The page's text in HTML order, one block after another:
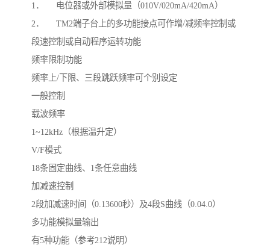
1． 电位器或外部模拟量（010V/020mA/420mA）
2． TM2端子台上的多功能接点可作增/减频率控制或
段速控制或自动程序运转功能
频率限制功能
频率上/下限、三段跳跃频率可个别设定
一般控制
载波频率
1~12kHz（根据温升定）
V/F模式
18条固定曲线、1条任意曲线
加减速控制
2段加减速时间（0.13600秒）及4段S曲线（0.04.0）
多功能模拟量输出
有5种功能（参考212说明）